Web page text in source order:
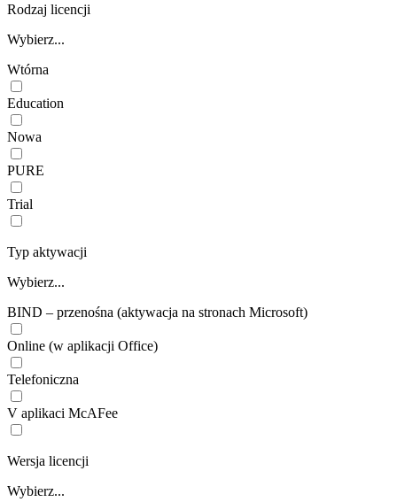
Rodzaj licencji
Wybierz...
Wtórna
Education
Nowa
PURE
Trial
Typ aktywacji
Wybierz...
BIND – przenośna (aktywacja na stronach Microsoft)
Online (w aplikacji Office)
Telefoniczna
V aplikaci McAFee
Wersja licencji
Wybierz...